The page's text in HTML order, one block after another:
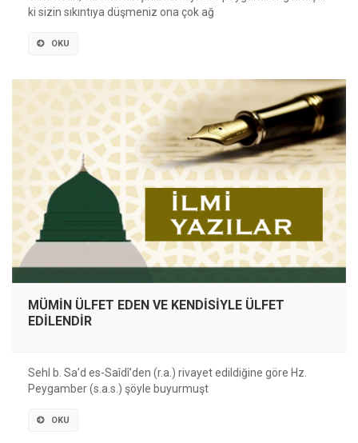
ki sizin sıkıntıya düşmeniz ona çok ağ
OKU
MÜMİN ÜLFET EDEN VE KENDİSİYLE ÜLFET
EDİLENDİR
Sehl b. Sa’d es-Saîdîʼden (r.a.) rivayet edildiğine göre Hz.
Peygamber (s.a.s.) şöyle buyurmuşt
OKU